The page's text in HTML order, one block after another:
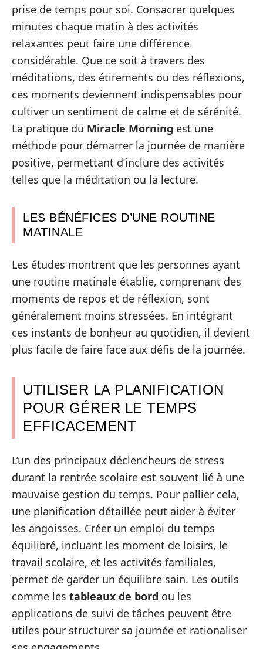
prise de temps pour soi. Consacrer quelques
minutes chaque matin à des activités
relaxantes peut faire une différence
considérable. Que ce soit à travers des
méditations, des étirements ou des réflexions,
ces moments deviennent indispensables pour
cultiver un sentiment de calme et de sérénité.
La pratique du Miracle Morning est une
méthode pour démarrer la journée de manière
positive, permettant d’inclure des activités
telles que la méditation ou la lecture.
LES BÉNÉFICES D’UNE ROUTINE
MATINALE
Les études montrent que les personnes ayant
une routine matinale établie, comprenant des
moments de repos et de réflexion, sont
généralement moins stressées. En intégrant
ces instants de bonheur au quotidien, il devient
plus facile de faire face aux défis de la journée.
UTILISER LA PLANIFICATION
POUR GÉRER LE TEMPS
EFFICACEMENT
L’un des principaux déclencheurs de stress
durant la rentrée scolaire est souvent lié à une
mauvaise gestion du temps. Pour pallier cela,
une planification détaillée peut aider à éviter
les angoisses. Créer un emploi du temps
équilibré, incluant les moment de loisirs, le
travail scolaire, et les activités familiales,
permet de garder un équilibre sain. Les outils
comme les tableaux de bord ou les
applications de suivi de tâches peuvent être
utiles pour structurer sa journée et rationaliser